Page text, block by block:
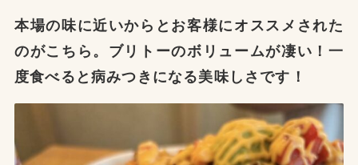
本場の味に近いからとお客様にオススメされた
のがこちら。ブリトーのボリュームが凄い！一
度食べると病みつきになる美味しさです！